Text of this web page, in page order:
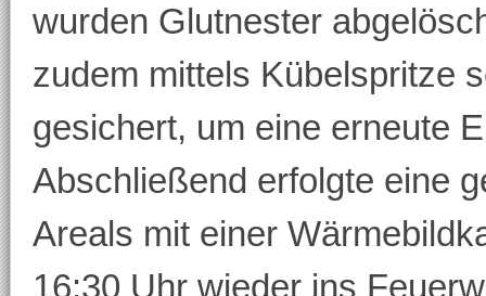
wurden Glutnester
zudem mittels Kübelspritze
gesichert, um eine erneute
Abschließend erfolgte eine
Areals mit einer
16:30 Uhr wieder ins